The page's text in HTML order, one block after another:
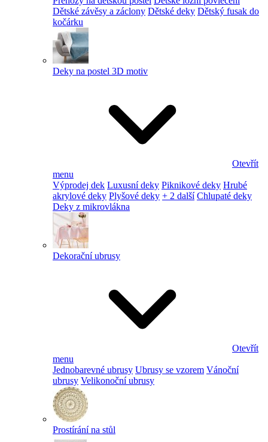
Dětské závěsy a záclony Dětské deky Dětský fusak do
kočárku
Deky na postel 3D motiv
Otevřít
menu
Výprodej dek Luxusní deky Piknikové deky Hrubé
akrylové deky Plyšové deky + 2 další Chlupaté deky
Deky z mikrovlákna
Dekorační ubrusy
Otevřít
menu
Jednobarevné ubrusy Ubrusy se vzorem Vánoční
ubrusy Velikonoční ubrusy
Prostírání na stůl